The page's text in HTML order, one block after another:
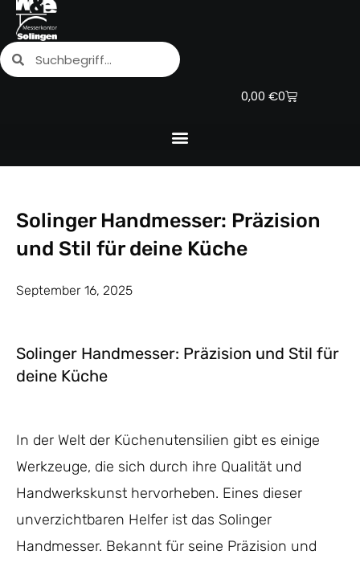
Zum
Inhalt
springen
SucheSuche
0,00 €0
Warenkorb
Solinger Handmesser: Präzision
und Stil für deine Küche
September 16, 2025
Solinger Handmesser: Präzision und Stil für
deine Küche
In der Welt der Küchenutensilien gibt es einige
Werkzeuge, die sich durch ihre Qualität und
Handwerkskunst hervorheben. Eines dieser
unverzichtbaren Helfer ist das Solinger
Handmesser. Bekannt für seine Präzision und